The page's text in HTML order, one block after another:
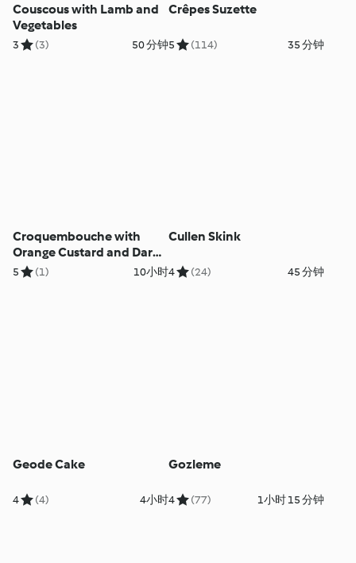
Couscous with Lamb and
Vegetables
3 (3) 50 分钟
Crêpes Suzette
5 (114) 35 分钟
Croquembouche with
Orange Custard and Dark
Chocolate
5 (1) 10小时
Cullen Skink
4 (24) 45 分钟
Geode Cake
4 (4) 4小时
Gozleme
4 (77) 1小时 15 分钟